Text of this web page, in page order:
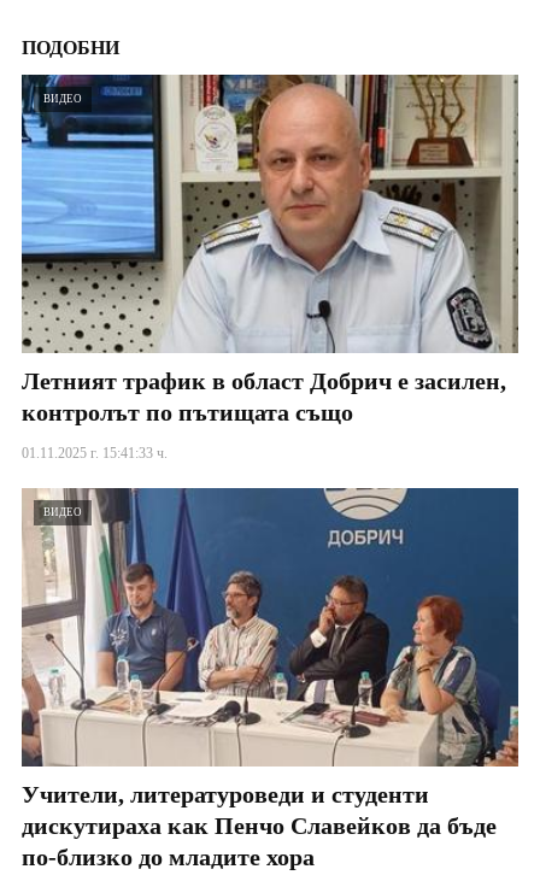
ПОДОБНИ
ВИДЕО
Летният трафик в област Добрич е засилен,
контролът по пътищата също
01.11.2025 г. 15:41:33 ч.
ВИДЕО
Учители, литературоведи и студенти
дискутираха как Пенчо Славейков да бъде
по-близко до младите хора